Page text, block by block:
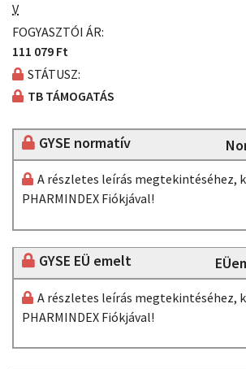
V
FOGYASZTÓI ÁR:
111 079 Ft
STÁTUSZ:
TB TÁMOGATÁS
GYSE normatív
A részletes leírás megtekintéséhez,
PHARMINDEX Fiókjával!
GYSE EÜ emelt
A részletes leírás megtekintéséhez,
PHARMINDEX Fiókjával!